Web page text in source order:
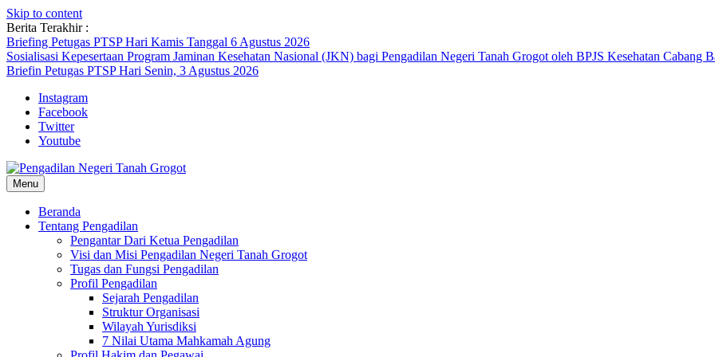
Skip to content
Berita Terakhir :
Briefing Petugas PTSP Hari Kamis Tanggal 6 Agustus 2026
Sosialisasi Kepesertaan Program Jaminan Kesehatan Nasional (JKN) bagi Pengadilan Negeri Tanah Grogot oleh BPJS Kesehatan Cabang
Briefin Petugas PTSP Hari Senin, 3 Agustus 2026
Instagram
Facebook
Twitter
Youtube
Menu
Beranda
Tentang Pengadilan
Pengantar Dari Ketua Pengadilan
Visi dan Misi Pengadilan Negeri Tanah Grogot
Tugas dan Fungsi Pengadilan
Profil Pengadilan
Sejarah Pengadilan
Struktur Organisasi
Wilayah Yurisdiksi
7 Nilai Utama Mahkamah Agung